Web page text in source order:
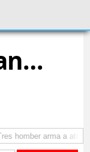
Nederlands
homber arma a atraca